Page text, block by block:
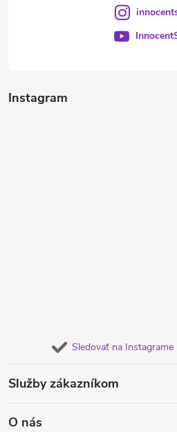
Instagram
Sledovať na Instagrame
Služby zákazníkom
O nás